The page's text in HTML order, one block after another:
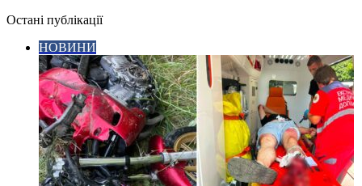
Остані публікації
НОВИНИ